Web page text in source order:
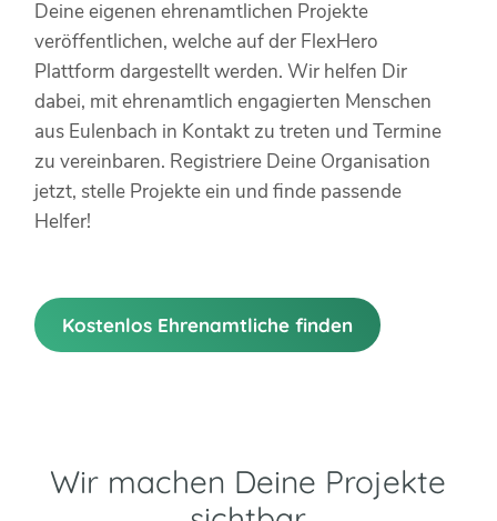
Deine eigenen ehrenamtlichen Projekte
veröffentlichen, welche auf der FlexHero
Plattform dargestellt werden. Wir helfen Dir
dabei, mit ehrenamtlich engagierten Menschen
aus Eulenbach in Kontakt zu treten und Termine
zu vereinbaren. Registriere Deine Organisation
jetzt, stelle Projekte ein und finde passende
Helfer!
Kostenlos Ehrenamtliche finden
Wir machen Deine Projekte